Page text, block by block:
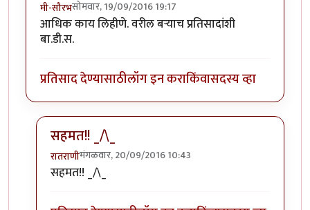
मी-सौरभसोमवार, 19/09/2016 19:17
आधिक काय लिहीणे. वरील बर्‍याच प्रतिसादांशी
बा.डी.स.
प्रतिसाद देण्यासाठीलॉग इन कराकिंवासदस्य व्हा
सहमत!! _/\_
रातराणीमंगळवार, 20/09/2016 10:43
In reply to
सहमत!! _/\_